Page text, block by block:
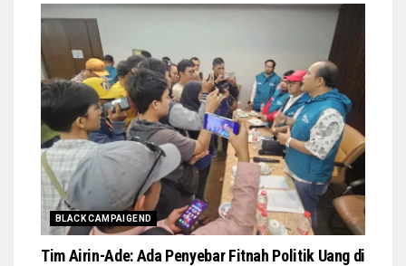
BLACK CAMPAIGEND
Tim Airin-Ade: Ada Penyebar Fitnah Politik Uang di